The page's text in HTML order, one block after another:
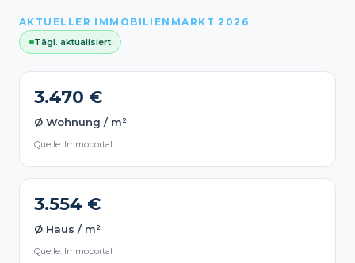
AKTUELLER IMMOBILIENMARKT 2026
Tägl. aktualisiert
3.470 €
Ø Wohnung / m²
Quelle: Immoportal
3.554 €
Ø Haus / m²
Quelle: Immoportal